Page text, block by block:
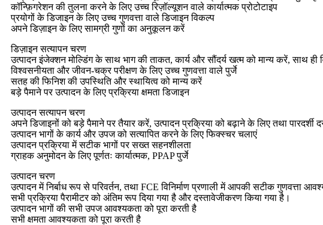
कॉन्फ़िगरेशन की तुलना करने के लिए उच्च रिज़ॉल्यूशन वाले कार्यात्मक प्रोटोटाइप
प्रयोगों के डिजाइन के लिए उच्च गुणवत्ता वाले डिजाइन विकल्प
अपने डिज़ाइन के लिए सामग्री गुणों का अनुकूलन करें
डिज़ाइन सत्यापन चरण
उत्पादन इंजेक्शन मोल्डिंग के साथ भाग की ताकत, कार्य और सौंदर्य खत्म को मान्य करें, साथ ही
विश्वसनीयता और जीवन-चक्र परीक्षण के लिए उच्च गुणवत्ता वाले पुर्जे
सतह की फिनिश की उपस्थिति और स्थायित्व को मान्य करें
बड़े पैमाने पर उत्पादन के लिए प्रक्रिया क्षमता डिजाइन
उत्पादन सत्यापन चरण
अपने डिजाइनों को बड़े पैमाने पर तैयार करें, उत्पादन प्रक्रिया को बढ़ाने के लिए तथा
उत्पादन भागों के कार्य और उपज को सत्यापित करने के लिए फिक्स्चर चलाएं
उत्पादन प्रक्रिया में सटीक भागों पर सख्त सहनशीलता
ग्राहक अनुमोदन के लिए पूर्णतः कार्यात्मक, PPAP पुर्जे
उत्पादन चरण
उत्पादन में निर्बाध रूप से परिवर्तन, तथा FCE विनिर्माण प्रणाली में आपकी सटीक गुणवत्ता
सभी प्रक्रिया पैरामीटर को अंतिम रूप दिया गया है और दस्तावेजीकरण किया गया है।
उत्पादन भागों की सभी उपज आवश्यकता को पूरा करती है
सभी क्षमता आवश्यकता को पूरा करती है